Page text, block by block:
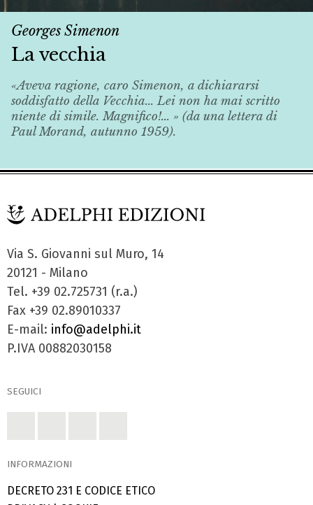
Georges Simenon
La vecchia
«Aveva ragione, caro Simenon, a dichiararsi
soddisfatto della Vecchia... Lei non ha mai scritto
niente di simile. Magnifico!... » (da una lettera di
Paul Morand, autunno 1959).
Via S. Giovanni sul Muro, 14
20121 - Milano
Tel. +39 02.725731 (r.a.)
Fax +39 02.89010337
E-mail: info@adelphi.it
P.IVA 00882030158
SEGUICI
INFORMAZIONI
DECRETO 231 E CODICE ETICO